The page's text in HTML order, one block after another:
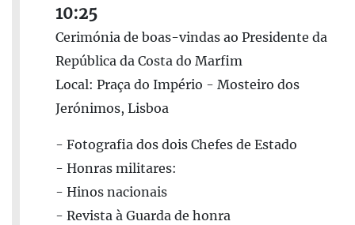
10:25
Cerimónia de boas-vindas ao Presidente da
República da Costa do Marfim
Local: Praça do Império - Mosteiro dos
Jerónimos, Lisboa
- Fotografia dos dois Chefes de Estado
- Honras militares:
- Hinos nacionais
- Revista à Guarda de honra